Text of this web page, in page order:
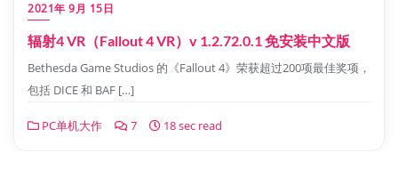
2021年 9月 15日
辐射4 VR（Fallout 4 VR）v 1.2.72.0.1 免安装中文版
Bethesda Game Studios 的《Fallout 4》荣获超过200项最佳奖项，
包括 DICE 和 BAF […]
PC单机大作 7 18 sec read